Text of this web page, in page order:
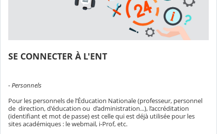
SE CONNECTER À L'ENT
- Personnels
Pour les personnels de l’Éducation Nationale (professeur, personnel
de direction, d'éducation ou d’administration...), l’accréditation
(identifiant et mot de passe) est celle qui est déjà utilisée pour les
sites académiques : le webmail, i-Prof, etc.